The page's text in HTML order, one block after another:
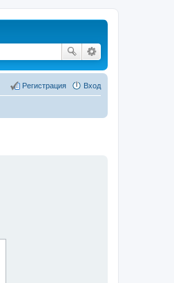
Вход
Регистрация